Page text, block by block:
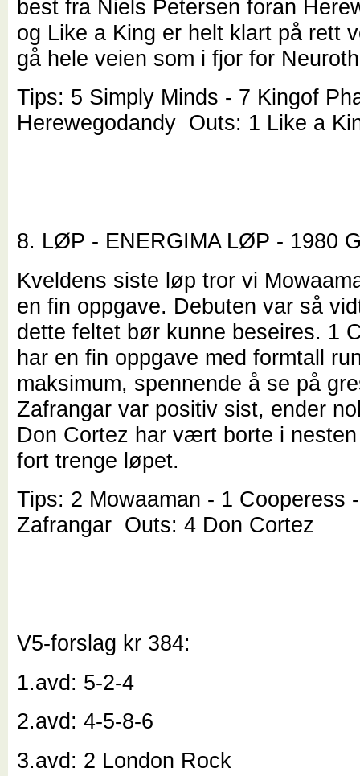
best fra Niels Petersen foran
og Like a King er helt klart på rett
gå hele veien som i fjor for
Tips: 5 Simply Minds - 7 Kingof
Herewegodandy Outs: 1 Like a
8. LØP - ENERGIMA LØP - 1980
Kveldens siste løp tror vi
en fin oppgave. Debuten var så
dette feltet bør kunne beseires. 1
har en fin oppgave med formtall
maksimum, spennende å se på
Zafrangar var positiv sist, ender
Don Cortez har vært borte i
fort trenge løpet.
Tips: 2 Mowaaman - 1 Cooperess
Zafrangar Outs: 4 Don Cortez
V5-forslag kr 384:
1.avd: 5-2-4
2.avd: 4-5-8-6
3.avd: 2 London Rock